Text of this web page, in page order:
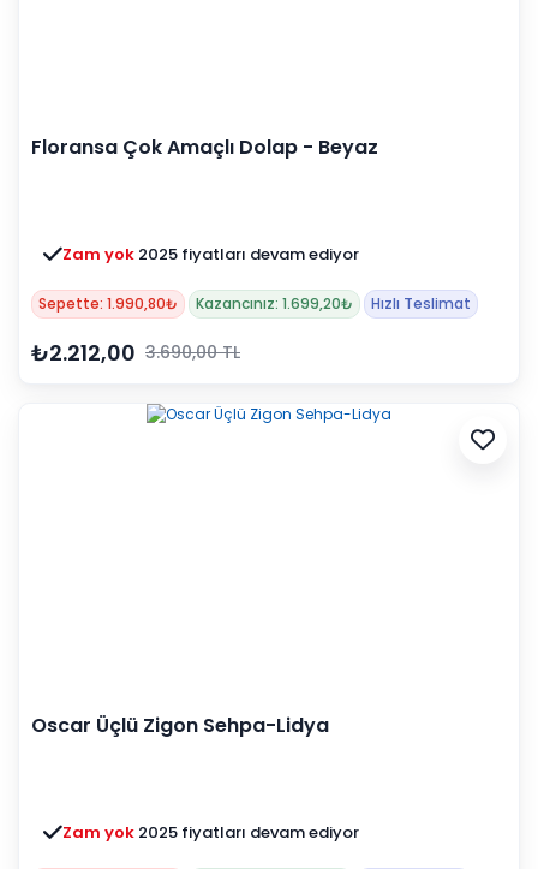
Floransa Çok Amaçlı Dolap - Beyaz
Zam yok 2025 fiyatları devam ediyor
Sepette: 1.990,80₺ Kazancınız: 1.699,20₺ Hızlı Teslimat
₺2.212,00 3.690,00 TL
Oscar Üçlü Zigon Sehpa-Lidya
Zam yok 2025 fiyatları devam ediyor